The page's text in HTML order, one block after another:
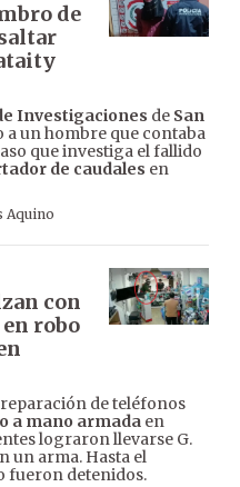
de
Investigaciones de San
a un hombre que contaba
que investiga el fallido
de caudales en
Aquino
con
robo
de teléfonos
a mano armada en
lograron llevarse G.
un arma. Hasta el
fueron detenidos.